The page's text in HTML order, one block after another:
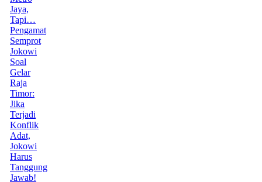
Jaya,
Tapi…
Pengamat
Semprot
Jokowi
Soal
Gelar
Raja
Timor:
Jika
Terjadi
Konflik
Adat,
Jokowi
Harus
Tanggung
Jawab!